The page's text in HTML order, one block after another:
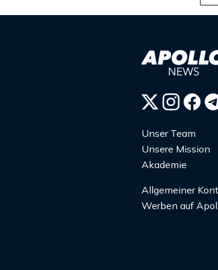
Unser Team
Unsere Mission
Akademie
Allgemeiner
Werben auf